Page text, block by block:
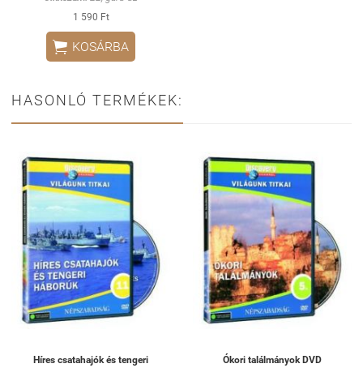
1 590 Ft
 KOSÁRBA
HASONLÓ TERMÉKEK:
Híres csatahajók és tengeri
Ókori találmányok DVD